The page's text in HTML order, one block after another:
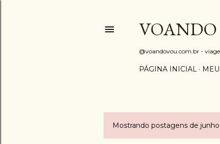
@voandovou.com.br -
PÁGINA INICIAL
PMostrando postagens de